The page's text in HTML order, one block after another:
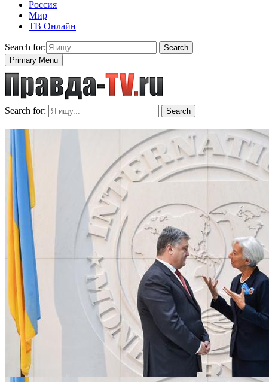
Россия
Мир
ТВ Онлайн
Search for:
Search
Primary Menu
Search for: Search